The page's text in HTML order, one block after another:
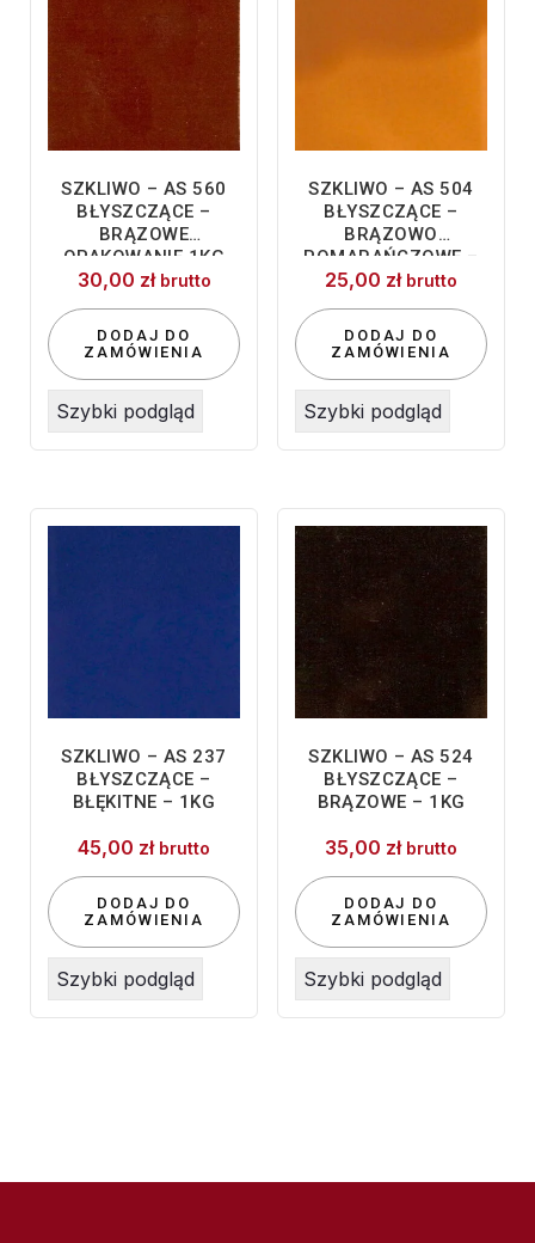
SZKLIWO – AS 560
BŁYSZCZĄCE –
BRĄZOWE
OPAKOWANIE 1KG
30,00 zł brutto
DODAJ DO
ZAMÓWIENIA
Szybki podgląd
SZKLIWO – AS 504
BŁYSZCZĄCE –
BRĄZOWO
POMARAŃCZOWE –
1KG
25,00 zł brutto
DODAJ DO
ZAMÓWIENIA
Szybki podgląd
SZKLIWO – AS 237
BŁYSZCZĄCE –
BŁĘKITNE – 1KG
45,00 zł brutto
DODAJ DO
ZAMÓWIENIA
Szybki podgląd
SZKLIWO – AS 524
BŁYSZCZĄCE –
BRĄZOWE – 1KG
35,00 zł brutto
DODAJ DO
ZAMÓWIENIA
Szybki podgląd